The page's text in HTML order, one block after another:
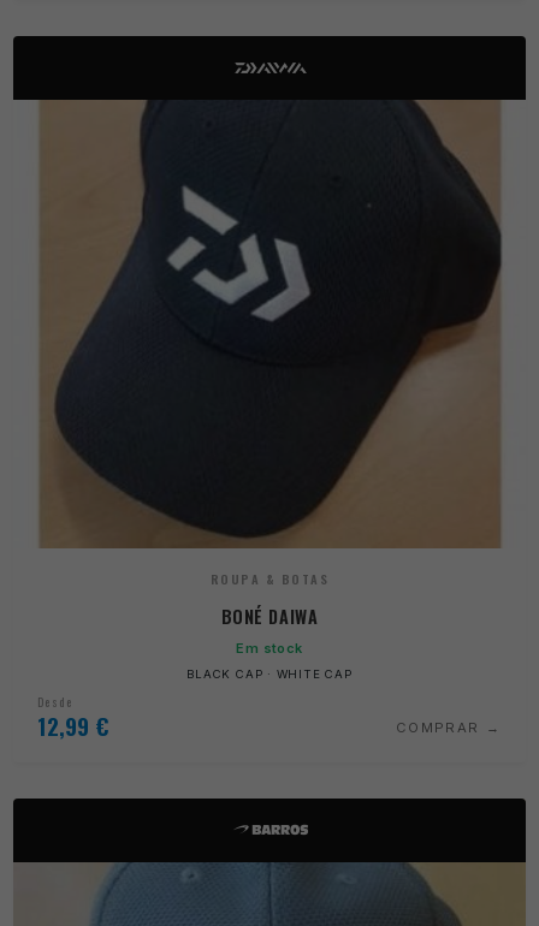
ROUPA & BOTAS
BONÉ DAIWA
Em stock
BLACK CAP · WHITE CAP
Desde
12,99 € COMPRAR